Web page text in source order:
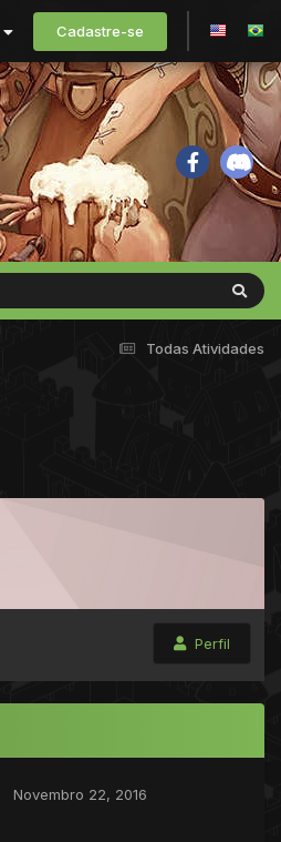
Cadastre-se
Todas Atividades
Perfil
Novembro 22, 2016